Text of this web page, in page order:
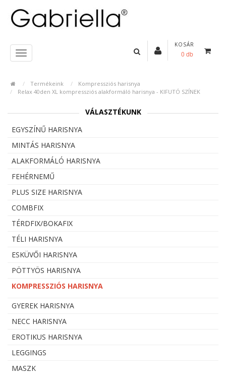
KOSÁR
0 db
Termékeink
Kompressziós harisnya
Relax 40den XL kompressziós alakformáló harisnya - KIFUTÓ SZÍNEK
VÁLASZTÉKUNK
EGYSZÍNŰ HARISNYA
MINTÁS HARISNYA
ALAKFORMÁLÓ HARISNYA
FEHÉRNEMŰ
PLUS SIZE HARISNYA
COMBFIX
TÉRDFIX/BOKAFIX
TÉLI HARISNYA
ESKÜVŐI HARISNYA
PÖTTYÖS HARISNYA
KOMPRESSZIÓS HARISNYA
GYEREK HARISNYA
NECC HARISNYA
EROTIKUS HARISNYA
LEGGINGS
MASZK